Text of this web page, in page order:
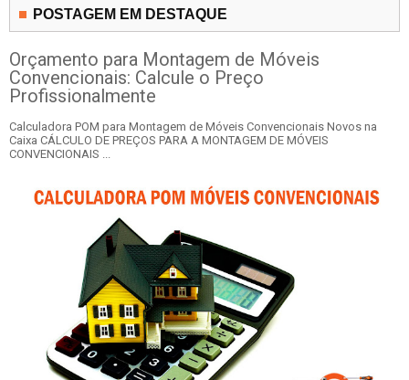
POSTAGEM EM DESTAQUE
Orçamento para Montagem de Móveis
Convencionais: Calcule o Preço
Profissionalmente
Calculadora POM para Montagem de Móveis Convencionais Novos na
Caixa CÁLCULO DE PREÇOS PARA A MONTAGEM DE MÓVEIS
CONVENCIONAIS ...